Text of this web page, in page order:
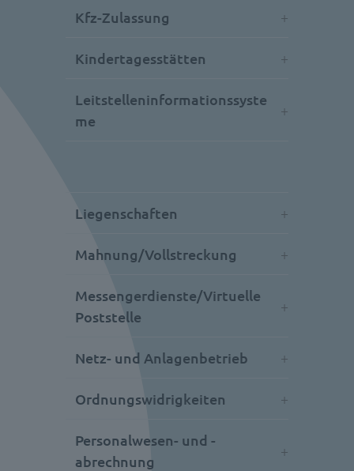
Kfz-Zulassung
Kindertagesstätten
Leitstelleninformationssyste
me
Liegenschaften
Mahnung/Vollstreckung
Messengerdienste/Virtuelle
Poststelle
Netz- und Anlagenbetrieb
Ordnungswidrigkeiten
Personalwesen- und -
abrechnung